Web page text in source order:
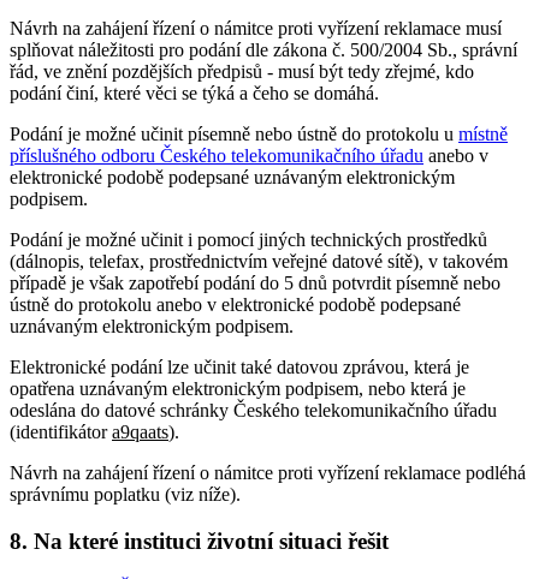
Návrh na zahájení řízení o námitce proti vyřízení reklamace musí
splňovat náležitosti pro podání dle zákona č. 500/2004 Sb., správní
řád, ve znění pozdějších předpisů - musí být tedy zřejmé, kdo
podání činí, které věci se týká a čeho se domáhá.
Podání je možné učinit písemně nebo ústně do protokolu u místně
příslušného odboru Českého telekomunikačního úřadu anebo v
elektronické podobě podepsané uznávaným elektronickým
podpisem.
Podání je možné učinit i pomocí jiných technických prostředků
(dálnopis, telefax, prostřednictvím veřejné datové sítě), v takovém
případě je však zapotřebí podání do 5 dnů potvrdit písemně nebo
ústně do protokolu anebo v elektronické podobě podepsané
uznávaným elektronickým podpisem.
Elektronické podání lze učinit také datovou zprávou, která je
opatřena uznávaným elektronickým podpisem, nebo která je
odeslána do datové schránky Českého telekomunikačního úřadu
(identifikátora9qaats).
Návrh na zahájení řízení o námitce proti vyřízení reklamace podléhá
správnímu poplatku (viz níže).
8. Na které instituci životní situaci řešit